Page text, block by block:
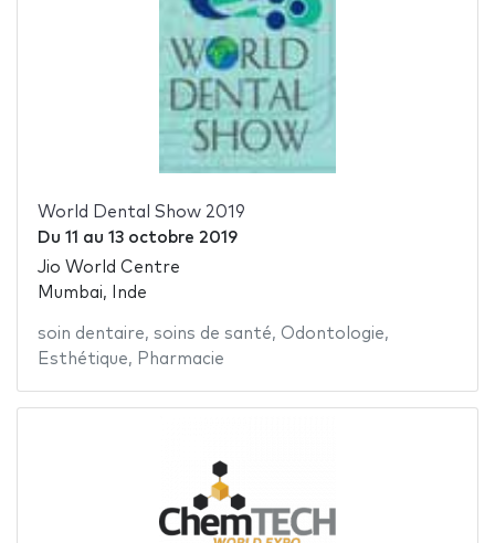
World Dental Show 2019
Du 11 au 13 octobre 2019
Jio World Centre
Mumbai, Inde
soin dentaire, soins de santé, Odontologie,
Esthétique, Pharmacie